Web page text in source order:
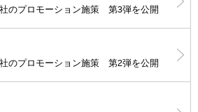
社のプロモーション施策 第3弾を公開
社のプロモーション施策 第2弾を公開